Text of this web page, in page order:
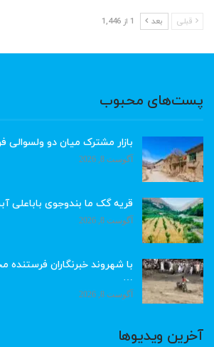
قبلی بعد 1 از 1,446
پست‌های محبوب
بازار مشترک میان دو ولسوالی
آگوست 8, 2026
قریه گک ما بندوجوی باباعلی
آگوست 8, 2026
با شهروند خبرنگاران
…
آگوست 8, 2026
آخرین ویدیوها